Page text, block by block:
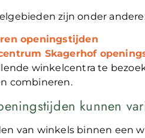
zijn onder
openingstijden
Skagerhof
winkelcentra te
combineren.
kunnen
van winkels binnen een